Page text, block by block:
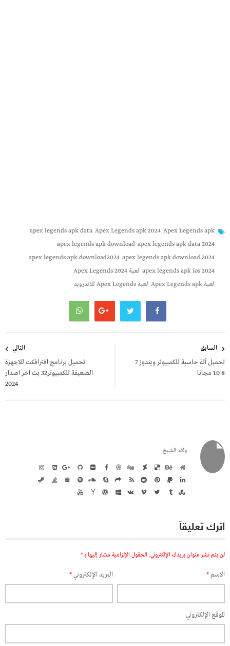
Apex Legends apk
Apex Legends apk 2024
apex legends apk data
apex legends apk data 2024
apex legends apk download
apex legends apk download 2024
apex legends apk download2024
apex legends apk ios 2024 لعبة Apex Legends 2024
لعبة Apex Legends apk
لعبة Apex Legends للاندرويد
المقالات
السابق
تحميل آلة حاسبة للكمبيوتر ويندوز 7
8 10 مجانا
التالي
تحميل برنامج افترافكت للاجهزة
الضعيفة للكمبيوتر32 بث اخر اصدار
2024
ولاء الشيخ
اترك تعليقاً
لن يتم نشر عنوان بريدك الإلكتروني. الحقول الإلزامية مشار إليها بـ *
الاسم* البريد الإلكتروني*
الموقع الإلكتروني